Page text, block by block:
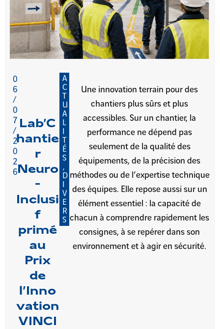
0
6
/
0
7
/
2
0
2
6
Lab’C
hantie
r
Neuro
-
Inclusi
f
primé
au
Prix
de
l’Inno
vation
VINCI
A
C
T
U
A
L
T
É
S
,
D
V
E
R
S
Une innovation terrain pour des
chantiers plus sûrs et plus
accessibles. Sur un chantier, la
performance ne dépend pas
seulement de la qualité des
équipements, de la précision des
méthodes ou de l’expertise technique
des équipes. Elle repose aussi sur un
élément essentiel : la capacité de
chacun à comprendre rapidement les
consignes, à se repérer dans son
environnement et à agir en sécurité.